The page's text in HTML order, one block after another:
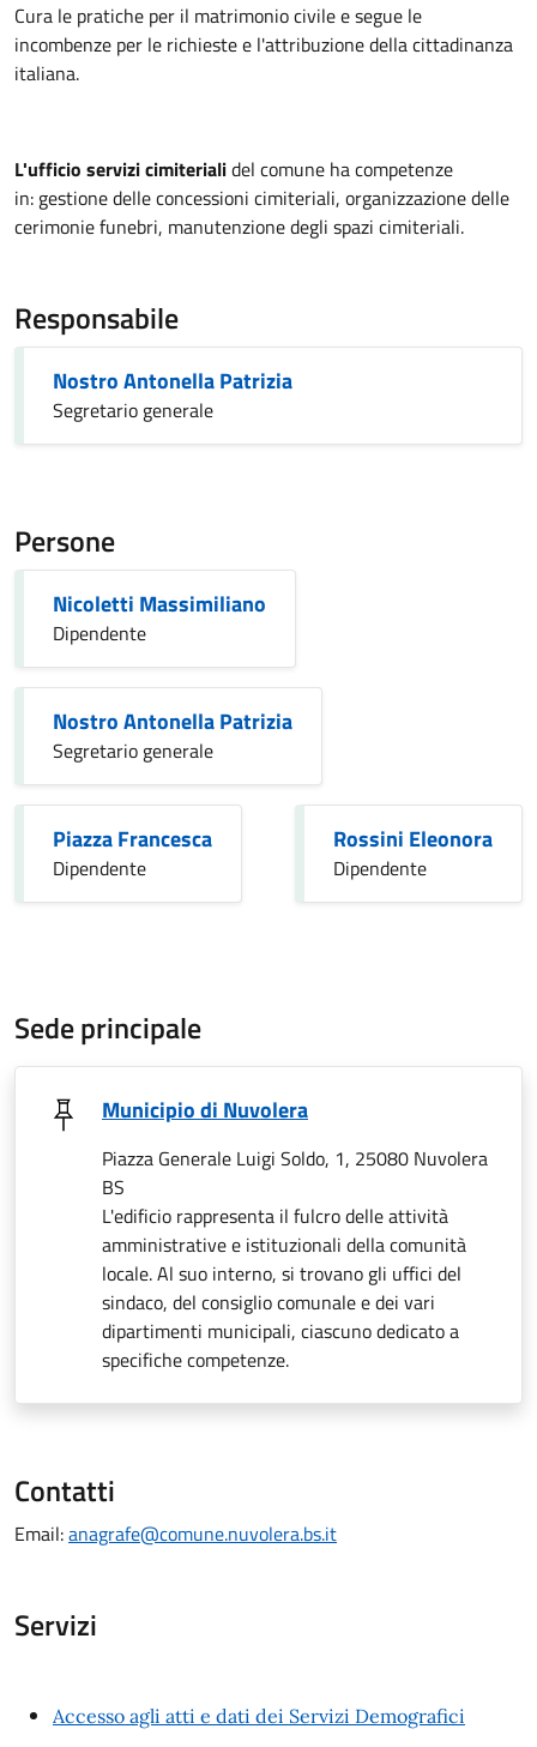
Cura le pratiche per il matrimonio civile e segue le
incombenze per le richieste e l'attribuzione della cittadinanza
italiana.
L'ufficio servizi cimiterialidel comune ha competenze
in: gestione delle concessioni cimiteriali, organizzazione delle
cerimonie funebri, manutenzione degli spazi cimiteriali.
Responsabile
Nostro Antonella Patrizia
Segretario generale
Persone
Nicoletti Massimiliano
Dipendente
Nostro Antonella Patrizia
Segretario generale
Piazza Francesca
Dipendente
Rossini Eleonora
Dipendente
Sede principale
Municipio di Nuvolera
Piazza Generale Luigi Soldo, 1, 25080 Nuvolera
BS
L'edificio rappresenta il fulcro delle attività
amministrative e istituzionali della comunità
locale. Al suo interno, si trovano gli uffici del
sindaco, del consiglio comunale e dei vari
dipartimenti municipali, ciascuno dedicato a
specifiche competenze.
Contatti
Email:anagrafe@comune.nuvolera.bs.it
Servizi
Accesso agli atti e dati dei Servizi Demografici